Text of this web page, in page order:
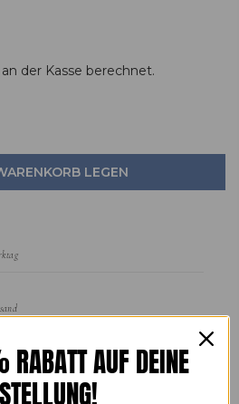
der Kasse berechnet.
LEGEN
AUF DEINE